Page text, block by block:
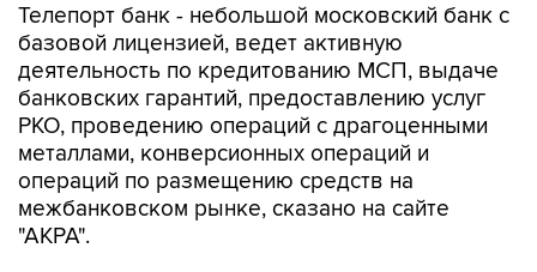
Телепорт банк - небольшой московский банк с
базовой лицензией, ведет активную
деятельность по кредитованию МСП, выдаче
банковских гарантий, предоставлению услуг
РКО, проведению операций с драгоценными
металлами, конверсионных операций и
операций по размещению средств на
межбанковском рынке, сказано на сайте
"АКРА".